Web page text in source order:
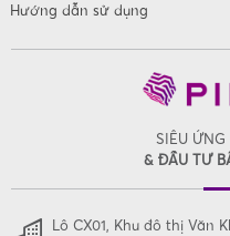
Hướng dẫn sử dụng
SIÊU ỨNG
& ĐẦU TƯ
Lô CX01, Khu đô thị Văn